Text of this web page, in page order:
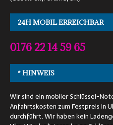
24H MOBIL ERREICHBAR
0176 22 14 59 65
* HINWEIS
Wir sind ein mobiler Schlüssel-
Anfahrtskosten zum Festpreis in
durchführt. Wir haben kein